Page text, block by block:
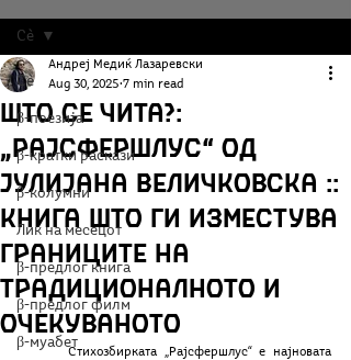
Сè
β-поезија
β-кратки раскази
β-колумни
Лик на месецот
β-предлог книга
β-предлог филм
β-муабет
Сè
ШТО СЕ ЧИТА?:
„Рајсфершлус“ од
Јулијана Величковска ::
Книга што ги изместува
границите на
традиционалното и
очекуваното
Андреј Медиќ Лазаревски
Aug 30, 2025 7 min read
	Стихозбирката „Рајсфершлус“ е најновата